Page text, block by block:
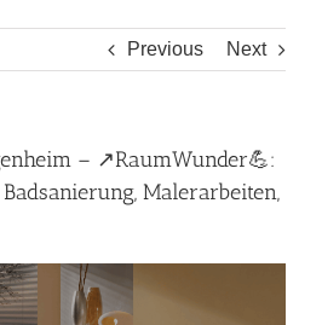
Previous Next
– ↗️RaumWunder💪:
Malerarbeiten,